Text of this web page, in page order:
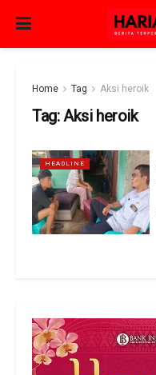
Home Tag Aksi heroik
Tag:Aksi heroik
HEADLINE